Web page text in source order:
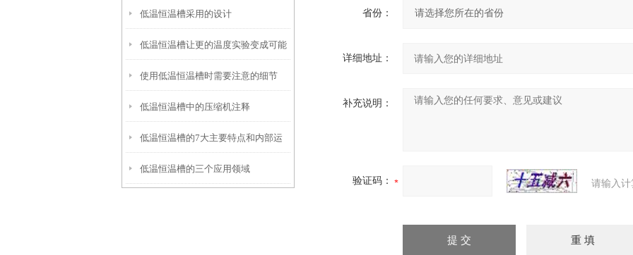
低温恒温槽采用的设计
低温恒温槽让更的温度实验变成可能
使用低温恒温槽时需要注意的细节
低温恒温槽中的压缩机注释
低温恒温槽的7大主要特点和内部运
行原理
低温恒温槽的三个应用领域
省份：
详细地址：
补充说明：
验证码： 请输入